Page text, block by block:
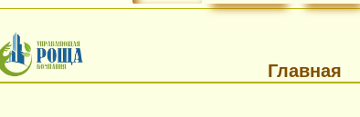
Главная Объявления